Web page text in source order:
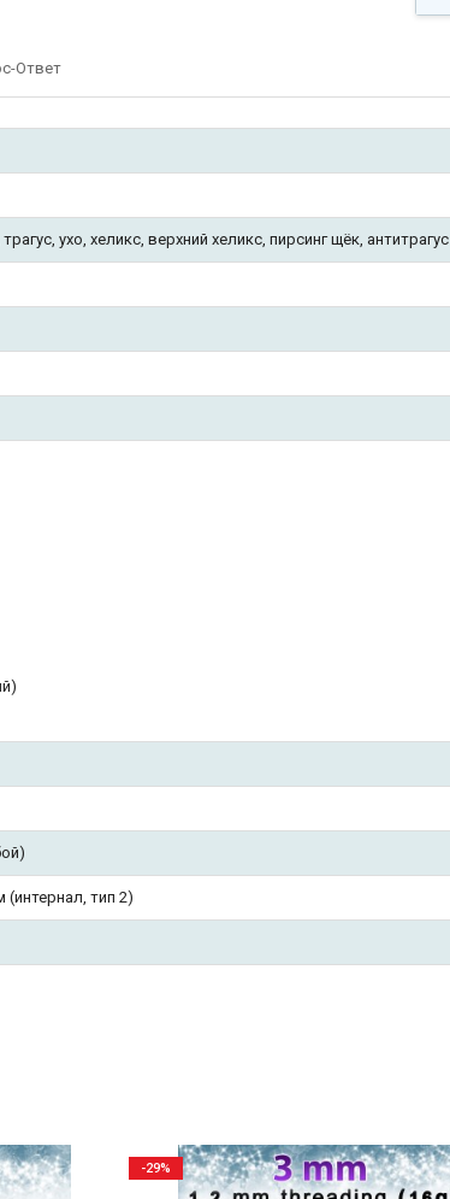
Ответ
ухо, хеликс, верхний хеликс, пирсинг щёк, антитрагус
(интернал, тип 2)
-29%